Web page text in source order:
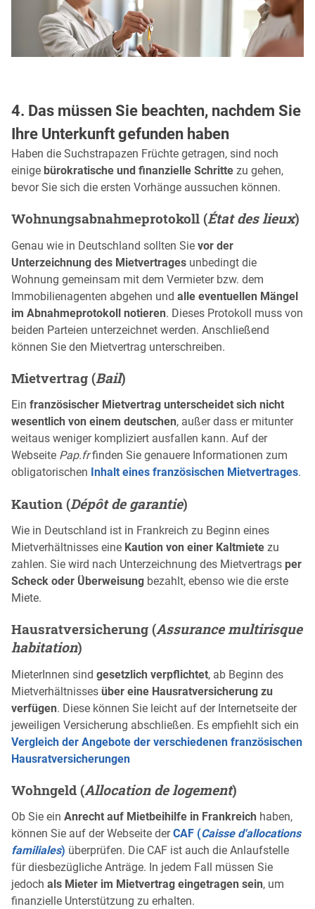
4. Das müssen Sie beachten, nachdem Sie
Ihre Unterkunft gefunden haben
Haben die Suchstrapazen Früchte getragen, sind noch
einige bürokratische und finanzielle Schritte zu gehen,
bevor Sie sich die ersten Vorhänge aussuchen können.
Wohnungsabnahmeprotokoll (État des lieux)
Genau wie in Deutschland sollten Sie vor der
Unterzeichnung des Mietvertrages unbedingt die
Wohnung gemeinsam mit dem Vermieter bzw. dem
Immobilienagenten abgehen und alle eventuellen Mängel
im Abnahmeprotokoll notieren. Dieses Protokoll muss von
beiden Parteien unterzeichnet werden. Anschließend
können Sie den Mietvertrag unterschreiben.
Mietvertrag (Bail)
Ein französischer Mietvertrag unterscheidet sich nicht
wesentlich von einem deutschen, außer dass er mitunter
weitaus weniger kompliziert ausfallen kann. Auf der
Webseite Pap.frfinden Sie genauere Informationen zum
obligatorischen Inhalt eines französischen Mietvertrages.
Kaution (Dépôt de garantie)
Wie in Deutschland ist in Frankreich zu Beginn eines
Mietverhältnisses eine Kaution von einer Kaltmiete zu
zahlen. Sie wird nach Unterzeichnung des Mietvertrags per
Scheck oder Überweisung bezahlt, ebenso wie die erste
Miete.
Hausratversicherung (Assurance multirisque
habitation)
MieterInnen sind gesetzlich verpflichtet, ab Beginn des
Mietverhältnisses über eine Hausratversicherung zu
verfügen. Diese können Sie leicht auf der Internetseite der
jeweiligen Versicherung abschließen. Es empfiehlt sich ein
Vergleich der Angebote der verschiedenen französischen
Hausratversicherungen
Wohngeld (Allocation de logement)
Ob Sie ein Anrecht auf Mietbeihilfe in Frankreich haben,
können Sie auf der Webseite derCAF (Caisse d'allocations
familiales) überprüfen. Die CAF ist auch die Anlaufstelle
für diesbezügliche Anträge. In jedem Fall müssen Sie
jedoch als Mieter im Mietvertrag eingetragen sein, um
finanzielle Unterstützung zu erhalten.